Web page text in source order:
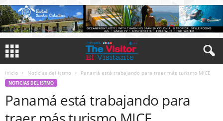
Inicio Noticias del Istmo Panamá está trabajando para traer más turismo MICE
NOTICIAS DEL ISTMO
Panamá está trabajando para